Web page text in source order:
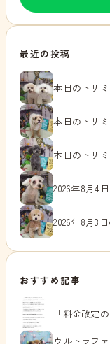
最近の投稿
本日のトリミ
本日のトリミ
本日のトリ
2026年8月4
2026年8月3
おすすめ記事
「料金改定
ウルトラフ